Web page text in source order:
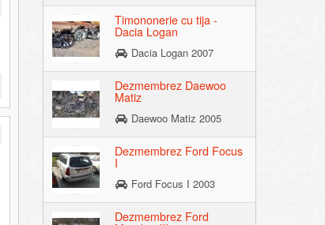
Timononerie cu tija -
Dacia Logan
Dacia Logan 2007
Dezmembrez Daewoo
Matiz
Daewoo Matiz 2005
Dezmembrez Ford Focus
I
Ford Focus I 2003
Dezmembrez Ford